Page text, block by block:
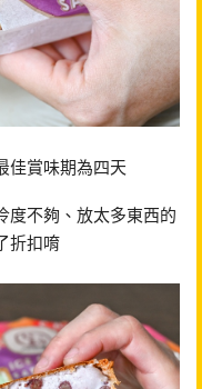
佳賞味期為四天
度不夠、放太多東西的
折扣唷